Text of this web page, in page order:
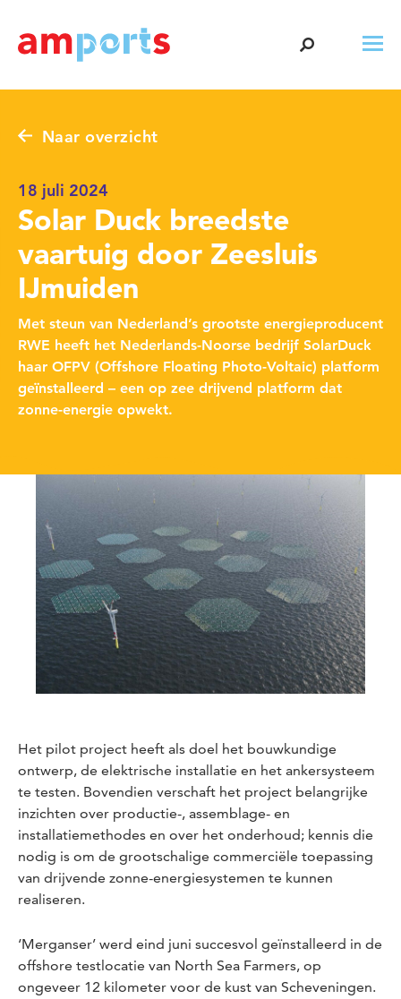
Naar overzicht
18 juli 2024
Solar Duck breedste
vaartuig door Zeesluis
IJmuiden
Met steun van Nederland’s grootste energieproducent
RWE heeft het Nederlands-Noorse bedrijf SolarDuck
haar OFPV (Offshore Floating Photo-Voltaic) platform
geïnstalleerd – een op zee drijvend platform dat
zonne-energie opwekt.
Het pilot project heeft als doel het bouwkundige
ontwerp, de elektrische installatie en het ankersysteem
te testen. Bovendien verschaft het project belangrijke
inzichten over productie-, assemblage- en
installatiemethodes en over het onderhoud; kennis die
nodig is om de grootschalige commerciële toepassing
van drijvende zonne-energiesystemen te kunnen
realiseren.
‘Merganser’ werd eind juni succesvol geïnstalleerd in de
offshore testlocatie van North Sea Farmers, op
ongeveer 12 kilometer voor de kust van Scheveningen.